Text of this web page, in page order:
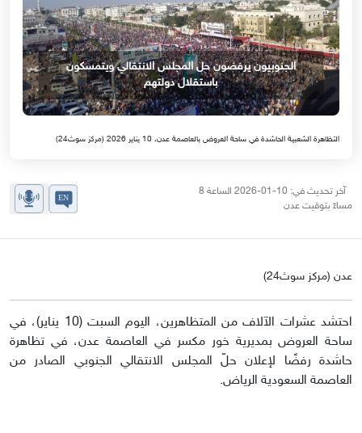
الجنوبيون يرفضون حل المجلس الانتقالي ويتمسكون
باستقلال دولتهم
التظاهرة الشعبية الحاشدة في ساحة العروض بالعاصمة عدن، 10 يناير 2026 (مركز سوث24)
آخر تحديث في: 10-01-2026 الساعة 8
مساءً بتوقيت عدن
عدن (مركز سوث24)
احتشد عشرات الآلاف من المتظاهرين، اليوم السبت (10 يناير)، في
ساحة العروض بمديرية خور مكسر في العاصمة عدن، في تظاهرة
حاشدة رفضًا لإعلان حلّ المجلس الانتقالي الجنوبي الصادر من
العاصمة السعودية الرياض.